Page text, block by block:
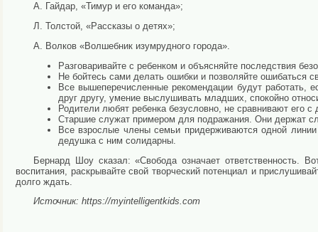
А. Гайдар, «Тимур и его команда»;
Л. Толстой, «Рассказы о детях»;
А. Волков «Волшебник изумрудного города».
Разговаривайте с ребенком и объясняйте последствия
Не бойтесь сами делать ошибки и позволяйте ошибаться
Все вышеперечисленные рекомендации будут работать,
друг другу, умение выслушивать младших, спокойно
Родители любят ребенка безусловно, не сравнивают его
Старшие служат примером для подражания. Они держат
Все взрослые члены семьи придерживаются одной
дедушка с ним солидарны.
Бернард Шоу сказал: «Свобода означает ответственность.
воспитания, раскрывайте свой творческий потенциал и
долго ждать.
Источник: https://myintelligentkids.com